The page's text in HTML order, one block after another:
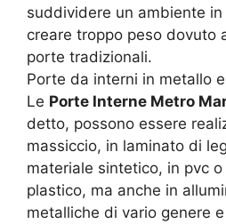
suddividere un ambiente
creare troppo peso dovuto
porte tradizionali.
Porte da interni in metallo
Le Porte Interne Metro
detto, possono essere
massiccio, in laminato di
materiale sintetico, in pvc
plastico, ma anche in
metalliche di vario genere